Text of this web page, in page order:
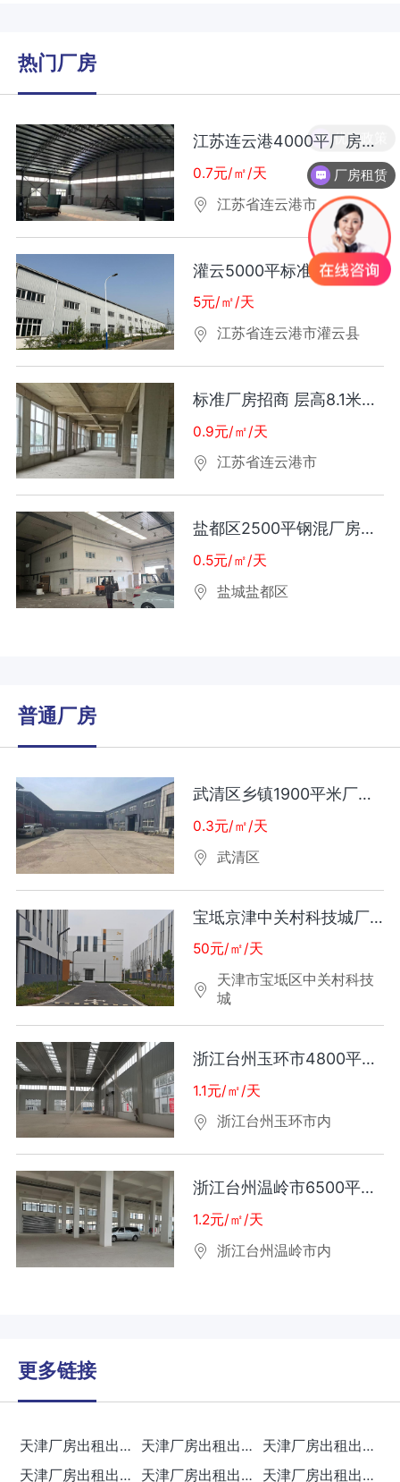
热门厂房
江苏连云港4000平厂房出租
0.7元/㎡/天
江苏省连云港市
灌云5000平标准厂房出租
5元/㎡/天
江苏省连云港市灌云县
标准厂房招商 层高8.1米工业用地50年产权价可谈
0.9元/㎡/天
江苏省连云港市
盐都区2500平钢混厂房出租
0.5元/㎡/天
盐城盐都区
普通厂房
武清区乡镇1900平米厂房出租
0.3元/㎡/天
武清区
宝坻京津中关村科技城厂房出租
50元/㎡/天
天津市宝坻区中关村科技
城
浙江台州玉环市4800平厂房出租
1.1元/㎡/天
浙江台州玉环市内
浙江台州温岭市6500平厂房出租
1.2元/㎡/天
浙江台州温岭市内
更多链接
天津厂房出租出售 天津厂房出租出售
天津厂房出租出售
天津厂房出租出售
天津厂房出租出售 天津厂房出租出售
厂房租赁